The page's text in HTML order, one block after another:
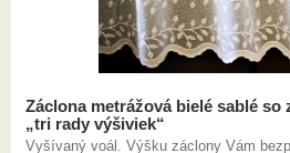
Záclona metrážová bielé sablé
„tri rady výšiviek“
Vyšívaný voál. Výšku záclony Vám